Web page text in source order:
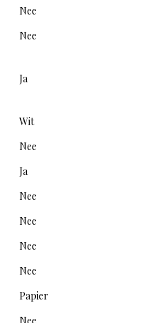
Nee
Nee
Ja
Wit
Nee
Ja
Nee
Nee
Nee
Nee
Papier